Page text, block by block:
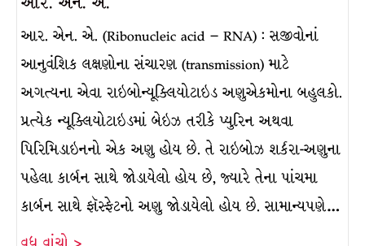
આર. એન. એ. (Ribonucleic acid – RNA) : સજીવોનાં
આનુવંશિક લક્ષણોના સંચારણ (transmission) માટે
અગત્યના એવા રાઇબોન્યૂક્લિયોટાઇડ અણુએકમોના બહુલકો.
પ્રત્યેક ન્યૂક્લિયોટાઇડમાં બેઇઝ તરીકે પ્યુરિન અથવા
પિરિમિડાઇનનો એક અણુ હોય છે. તે રાઇબોઝ શર્કરા-અણુના
પહેલા કાર્બન સાથે જોડાયેલો હોય છે, જ્યારે તેના પાંચમા
કાર્બન સાથે ફૉસ્ફેટનો અણુ જોડાયેલો હોય છે. સામાન્યપણે…